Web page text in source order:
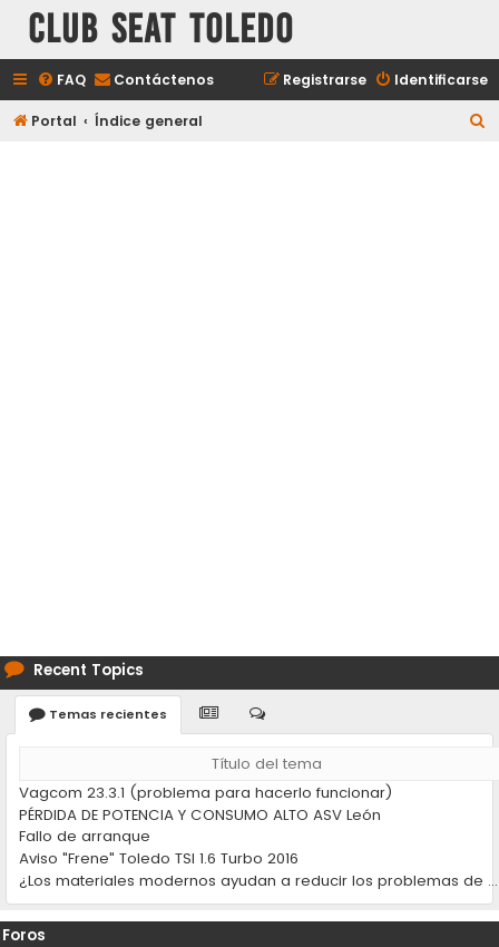
Club Seat Toledo
FAQ Contáctenos Identificarse
Registrarse
Portal Índice general
Recent Topics
Temas recientes
Título del tema
Vagcom 23.3.1 (problema para hacerlo funcionar)
PÉRDIDA DE POTENCIA Y CONSUMO ALTO ASV León
Fallo de arranque
Aviso "Frene" Toledo TSI 1.6 Turbo 2016
¿Los materiales modernos ayudan a reducir los problemas de desgaste en los coches?
Foros